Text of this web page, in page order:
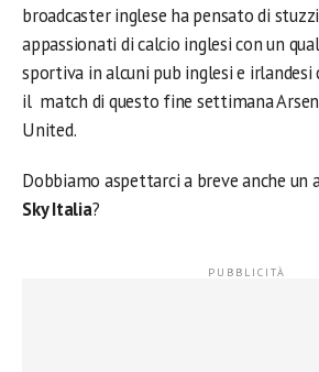
broadcaster inglese ha pensato di
appassionati di calcio inglesi con un
sportiva in alcuni pub inglesi e irlandesi
il match di questo fine settimana
United.
Dobbiamo aspettarci a breve anche un
Sky Italia?